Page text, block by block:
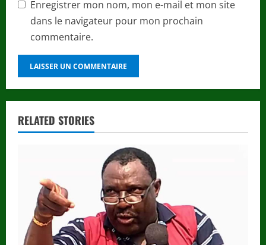
Enregistrer mon nom, mon e-mail et mon site
dans le navigateur pour mon prochain
commentaire.
RELATED STORIES